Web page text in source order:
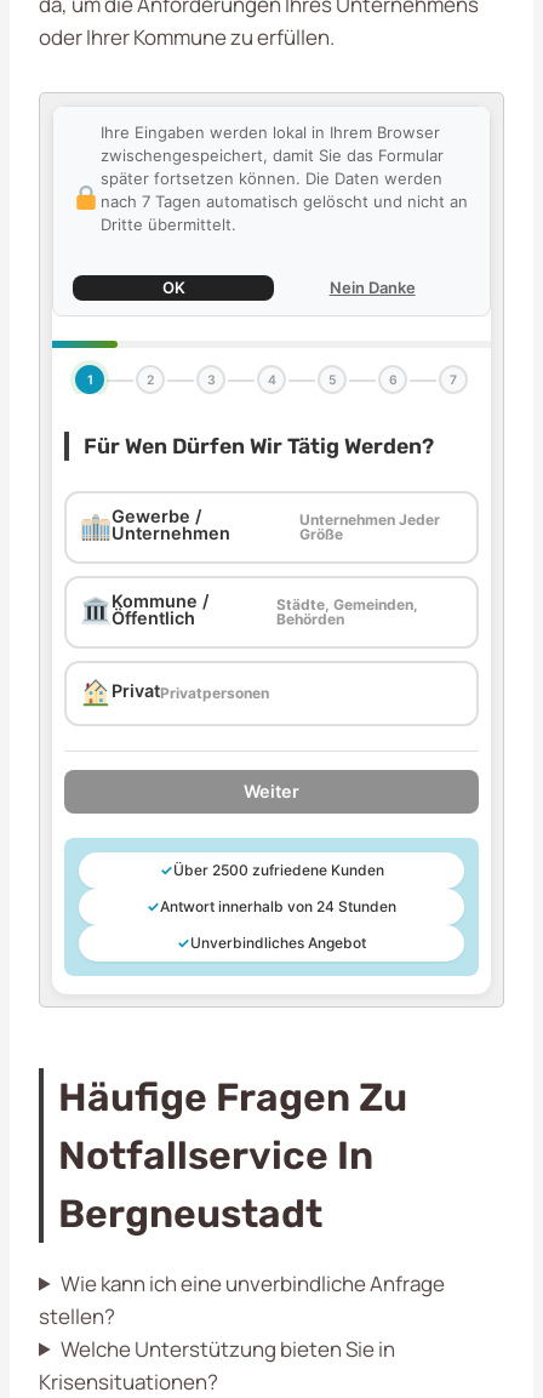
oder Ihrer Kommune zu erfüllen.
Ihre Eingaben werden lokal in Ihrem Browser
zwischengespeichert, damit Sie das Formular
später fortsetzen können. Die Daten werden
nach 7 Tagen automatisch gelöscht und nicht an
Dritte übermittelt.
OK Nein Danke
1 2 3 4 5 6 7
Für Wen Dürfen Wir Tätig Werden?
Gewerbe /
Unternehmen
Unternehmen Jeder
Größe
Kommune /
Öffentlich
Städte, Gemeinden,
Behörden
PrivatPrivatpersonen
Weiter
✓Über 2500 zufriedene Kunden
✓Antwort innerhalb von 24 Stunden
✓Unverbindliches Angebot
Häufige Fragen Zu
Notfallservice In
Bergneustadt
Wie kann ich eine unverbindliche Anfrage
stellen?
Welche Unterstützung bieten Sie in
Krisensituationen?